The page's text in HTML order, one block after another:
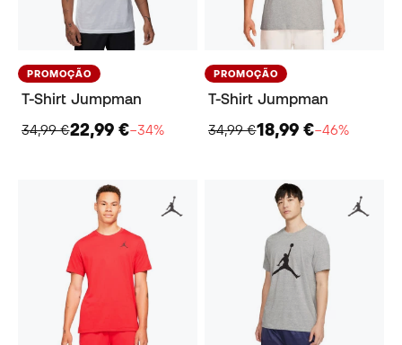
PROMOÇÃO
T-Shirt Jumpman
34,99 €22,99 €−34%
PROMOÇÃO
T-Shirt Jumpman
34,99 €18,99 €−46%